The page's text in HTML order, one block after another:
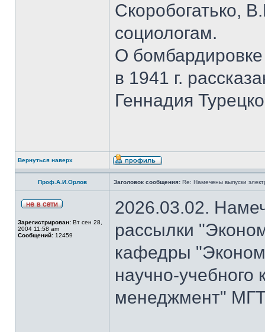
Скоробогатько,
социологам.
О
в 1941 г.
Геннадия
Вернуться наверх
Проф.А.И.Орлов Заголовок сообщения: Re: Намечены выпуски
Зарегистрирован: Вт сен 28,
2004 11:58 am
Сообщений: 12459
2026.03.02.
рассылки
кафедры
научно-
менеджмент"